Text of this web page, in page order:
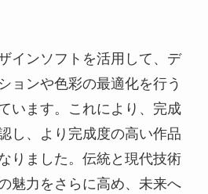
インソフトを活用して、デ
ョンや色彩の最適化を行う
います。これにより、完成
し、より完成度の高い作品
りました。伝統と現代技術
魅力をさらに高め、未来へ